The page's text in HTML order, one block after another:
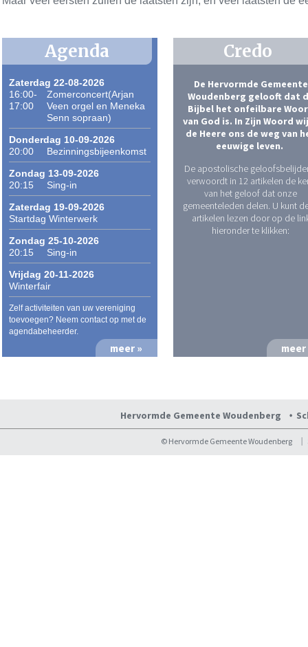
Agenda
Zaterdag 22-08-2026
16:00-
17:00
Zomerconcert(Arjan
Veen orgel en Meneka
Senn sopraan)
Donderdag 10-09-2026
20:00
Bezinningsbijeenkomst
Zondag 13-09-2026
20:15
Sing-in
Zaterdag 19-09-2026
Startdag Winterwerk
Zondag 25-10-2026
20:15
Sing-in
Vrijdag 20-11-2026
Winterfair
Zelf activiteiten van uw vereniging
toevoegen? Neem contact op met de
agendabeheerder.
meer »
Credo
De Hervormde Gemeente
Woudenberg gelooft dat
Bijbel het onfeilbare
van God is. In Zijn Woord
de Heere ons de weg van
eeuwige leven.
De apostolische
verwoordt in 12 artikelen de
van het geloof dat onze
gemeenteleden delen. U kunt
artikelen lezen door op de
hieronder te klikken:
meer
Hervormde Gemeente Woudenberg
© Hervormde Gemeente Woudenberg